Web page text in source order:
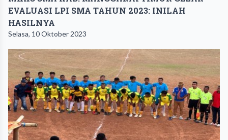
EVALUASI LPI SMA TAHUN 2023: INILAH
HASILNYA
Selasa, 10 Oktober 2023